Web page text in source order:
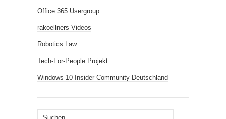
Office 365 Usergroup
rakoellners Videos
Robotics Law
Tech-For-People Projekt
Windows 10 Insider Community Deutschland
Suchen